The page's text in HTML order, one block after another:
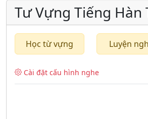
Tư Vựng Tiếng Hàn
Học từ vựng Luyện
Cài đặt cấu hình nghe